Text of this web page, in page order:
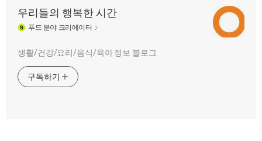
우리들의 행복한 시간
푸드 분야 크리에이터
생활/건강/요리/음식/육아 정보 블로그
구독하기